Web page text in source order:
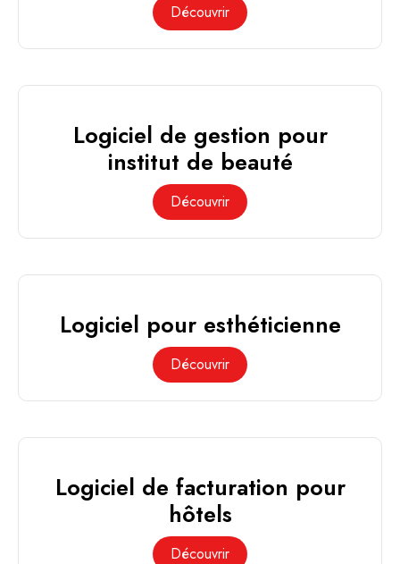
Découvrir
Logiciel de gestion pour
institut de beauté
Découvrir
Logiciel pour esthéticienne
Découvrir
Logiciel de facturation pour
hôtels
Découvrir